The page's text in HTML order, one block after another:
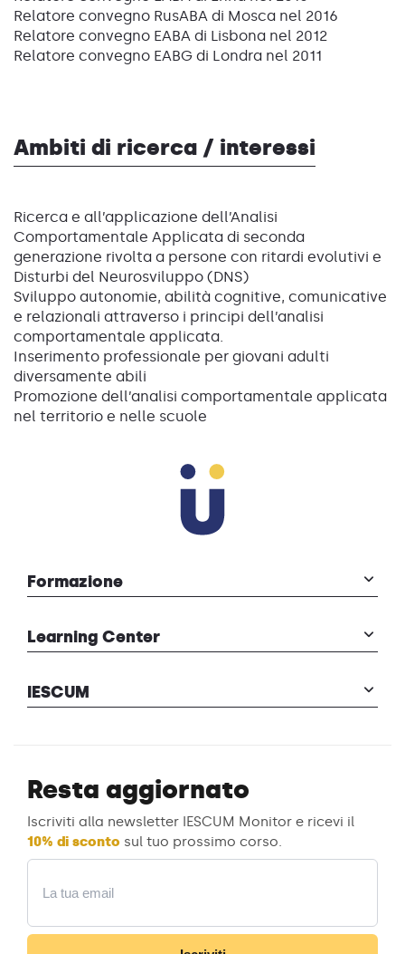
Relatore convegno RusABA di Mosca nel 2016
Relatore convegno EABA di Lisbona nel 2012
Relatore convegno EABG di Londra nel 2011
Ambiti di ricerca / interessi
Ricerca e all’applicazione dell’Analisi
Comportamentale Applicata di seconda
generazione rivolta a persone con ritardi evolutivi e
Disturbi del Neurosviluppo (DNS)
Sviluppo autonomie, abilità cognitive, comunicative
e relazionali attraverso i principi dell’analisi
comportamentale applicata.
Inserimento professionale per giovani adulti
diversamente abili
Promozione dell’analisi comportamentale applicata
nel territorio e nelle scuole
Formazione
Learning Center
IESCUM
Resta aggiornato
Iscriviti alla newsletter IESCUM Monitor e ricevi il
10% di sconto sul tuo prossimo corso.
Email